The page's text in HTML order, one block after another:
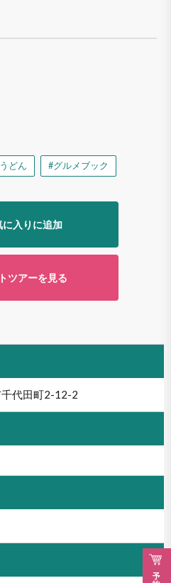
どん #グルメブック
ツアーを見る
代田町2-12-2